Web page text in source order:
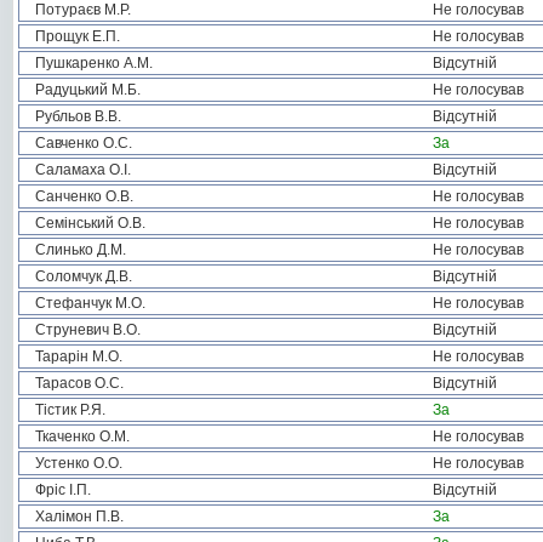
Потураєв М.Р.
Не голосував
Прощук Е.П.
Не голосував
Пушкаренко А.М.
Відсутній
Радуцький М.Б.
Не голосував
Рубльов В.В.
Відсутній
Савченко О.С.
За
Саламаха О.І.
Відсутній
Санченко О.В.
Не голосував
Семінський О.В.
Не голосував
Слинько Д.М.
Не голосував
Соломчук Д.В.
Відсутній
Стефанчук М.О.
Не голосував
Струневич В.О.
Відсутній
Тарарін М.О.
Не голосував
Тарасов О.С.
Відсутній
Тістик Р.Я.
За
Ткаченко О.М.
Не голосував
Устенко О.О.
Не голосував
Фріс І.П.
Відсутній
Халімон П.В.
За